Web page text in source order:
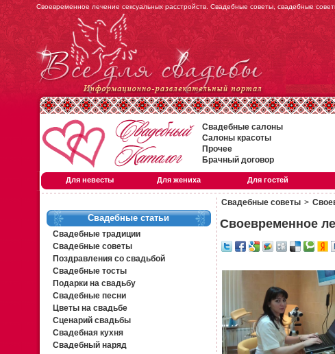
Своевременное лечение сексуальных расстройств. Свадебные советы, свадебные
Свадебные салоны
Салоны красоты
Прочее
Брачный договор
Для невесты Для жениха Для гостей
Свадебные статьи
Свадебные традиции
Свадебные советы
Поздравления со свадьбой
Свадебные тосты
Подарки на свадьбу
Свадебные песни
Цветы на свадьбе
Сценарий свадьбы
Свадебная кухня
Свадебный наряд
Свадебные советы >
Своевременное